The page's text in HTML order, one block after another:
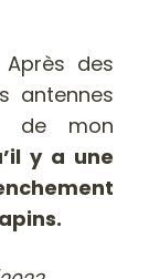
des
antennes
de mon
y a une